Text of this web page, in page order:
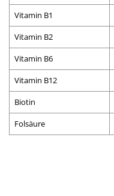
Vitamin B1
Vitamin B2
Vitamin B6
Vitamin B12
Biotin
Folsäure